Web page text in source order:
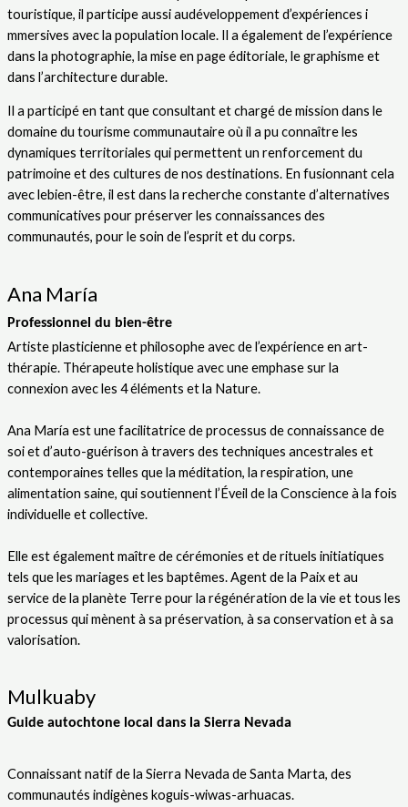
touristique, il participe aussi audéveloppement d’expériences i
mmersives avec la population locale. Il a également del’expérience
dans la photographie, la mise en page éditoriale, le graphisme et
dans l’architecture durable.
Il a participé en tant que consultant et chargé de mission dans le
domaine du tourismecommunautaire où il a pu connaître les
dynamiques territoriales qui permettent un renforcement du
patrimoine et des cultures de nos destinations. En fusionnant cela
avec lebien-être, il est dans la recherche constante d’alternatives
communicatives pour préserverles connaissances des
communautés, pour le soin de l’esprit et du corps.
Ana María
Professionnel du bien-être
Artiste plasticienne et philosophe avec de l’expérience en art-
thérapie. Thérapeute holistique avec une emphase sur la
connexion avec les 4 éléments et la Nature.
Ana María est une facilitatrice de processus de connaissance de
soi et d’auto-guérison à travers des techniques ancestrales et
contemporaines telles que la méditation, la respiration, une
alimentation saine, qui soutiennent l’Éveil de la Conscience à la fois
individuelle et collective.
Elle est également maître de cérémonies et de rituels initiatiques
tels que les mariages et les baptêmes. Agent de la Paix et au
service de la planète Terre pour la régénération de la vie et tous les
processus qui mènent à sa préservation, à sa conservation et à sa
valorisation.
Mulkuaby
Guide autochtone local dans la Sierra Nevada
Connaissant natif de la Sierra Nevada de Santa Marta, des
communautés indigènes koguis-wiwas-arhuacas.